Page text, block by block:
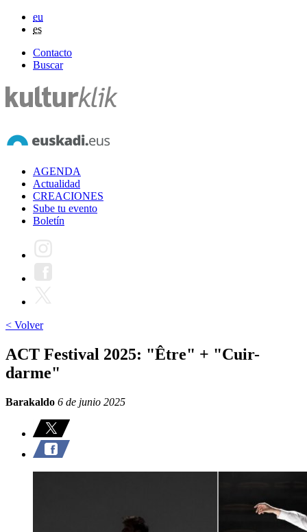
eu
es
Contacto
Buscar
AGENDA
Actualidad
CREACIONES
Sube tu evento
Boletín
< Volver
ACT Festival 2025: "Être" + "Cuir-
darme"
Barakaldo 6 de junio 2025